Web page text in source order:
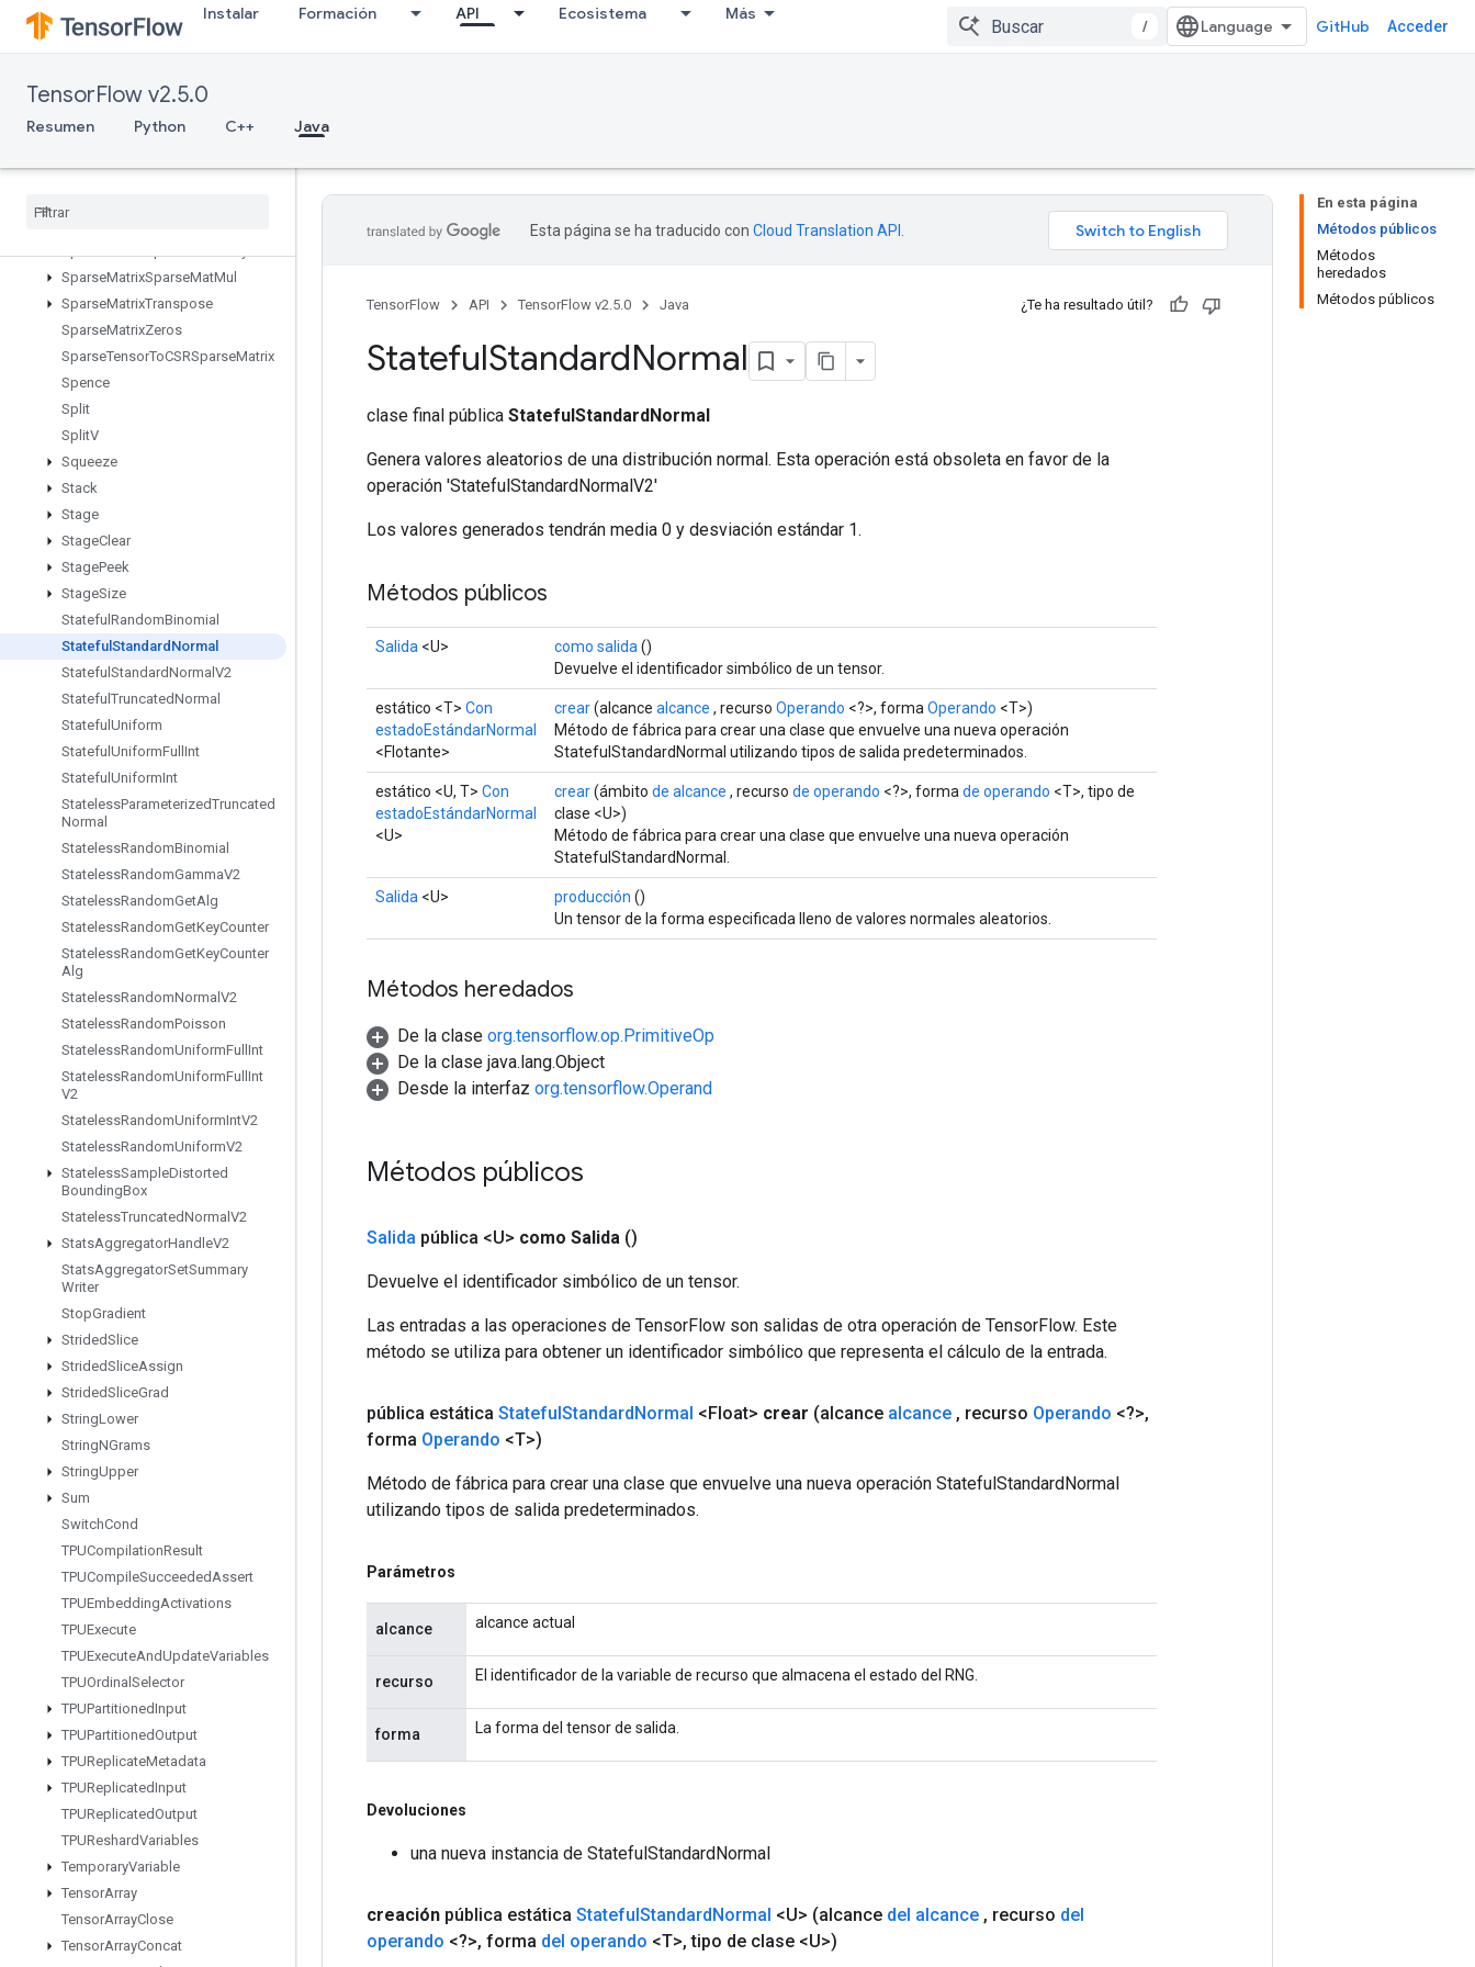
Instalar Formación API Ecosistema Más
/ GitHub Acceder
TensorFlow v2.5.0
Resumen Python C++ Java
SparseCrossHashed
SparseCrossV2
SparseMatrixMatMul
SparseMatrixMul
SparseMatrixOrderingAMD
SparseMatrixSparseMatMul
SparseMatrixTranspose
SparseMatrixZeros
SparseTensorToCSRSparseMatrix
Spence
Split
SplitV
Squeeze
Stack
Stage
StageClear
StagePeek
StageSize
Stateful RandomBinomial
Stateful Standard Normal
Stateful StandardNormal V2
Stateful TruncatedNormal
Stateful Uniform
Stateful UniformFull Int
Stateful UniformInt
StatelessParameterizedTruncated
Normal
StatelessRandomBinomial
StatelessRandomGammaV2
StatelessRandomGetAlg
StatelessRandomGetKeyCounter
StatelessRandomGetKeyCounter
Alg
StatelessRandomNormal V2
StatelessRandomPoisson
StatelessRandomUniformFull Int
StatelessRandomUniformFull Int
V2
StatelessRandomUniformIntV2
StatelessRandomUniformV2
StatelessSampleDistorted
BoundingBox
StatelessTruncatedNormal V2
StatsAggregatorHandleV2
StatsAggregatorSetSummary
Writer
StopGradient
StridedSlice
StridedSliceAssign
StridedSliceGrad
StringLower
StringNGrams
StringUpper
Sum
SwitchCond
TPUCompilationResult
TPUCompileSucceededAssert
TPUEmbeddingActivations
TPUExecute
TPUExecuteAndUpdateVariables
TPUOrdinal Selector
TPUPartitionedInput
TPUPartitionedOutput
TPUReplicateMetadata
TPUReplicatedInput
TPUReplicatedOutput
TPUReshardVariables
TemporaryVariable
TensorArray
TensorArrayClose
TensorArrayConcat
En esta página
Métodos públicos
Métodos
heredados
Métodos públicos
Esta página se ha traducido con Cloud Translation API
TensorFlow API TensorFlow v2.5.0 Java ¿Te ha resultado útil?
StatefulStandardNormal
clase final pública StatefulStandardNormal
Genera valores aleatorios de una distribución normal. Esta operación está obsoleta en favor de la
operación 'StatefulStandardNormalV2'
Los valores generados tendrán media 0 y desviación estándar 1.
Métodos públicos
Salida <U> como salida ()
Devuelve el identificador simbólico de un tensor.
estático <T> Con
estadoEstándarNormal
<Flotante>
crear(alcance alcance , recurso Operando <?>, forma Operando <T>)
Método de fábrica para crear una clase que envuelve una nueva operación
StatefulStandardNormal utilizando tipos de salida predeterminados.
estático <U, T> Con
estadoEstándarNormal
<U>
crear(ámbito de alcance , recurso de operando <?>, forma de operando <T>, tipo de
clase <U>)
Método de fábrica para crear una clase que envuelve una nueva operación
StatefulStandardNormal.
Salida <U> producción ()
Un tensor de la forma especificada lleno de valores normales aleatorios.
Métodos heredados
De la clase org.tensorflow.op.PrimitiveOp
De la clase java.lang.Object
Desde la interfaz org.tensorflow.Operand
Métodos públicos
Salida pública <U> como Salida ()
Devuelve el identificador simbólico de un tensor.
Las entradas a las operaciones de TensorFlow son salidas de otra operación de TensorFlow. Este
método se utiliza para obtener un identificador simbólico que representa el cálculo de la entrada.
pública estática StatefulStandardNormal <Float> crear (alcance alcance , recurso Operando <?>,
forma Operando <T>)
Método de fábrica para crear una clase que envuelve una nueva operación StatefulStandardNormal
utilizando tipos de salida predeterminados.
Parámetros
alcance alcance actual
recurso El identificador de la variable de recurso que almacena el estado del RNG.
forma La forma del tensor de salida.
Devoluciones
una nueva instancia de StatefulStandardNormal
creación pública estática StatefulStandardNormal <U> (alcance del alcance , recurso del
operando <?>, forma del operando <T>, tipo de clase <U>)